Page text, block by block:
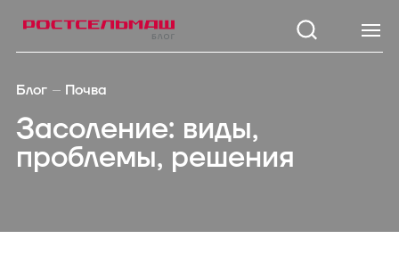
комбайны
Тракторы
Кормоуборочные
1260/1270
Блог Почва
Засоление: виды,
проблемы, решения